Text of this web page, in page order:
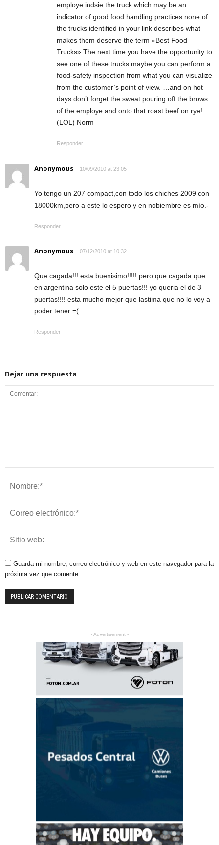
employe indsie the truck which may be an
indicator of good food handling practices none of
the trucks identified in your link describes what
makes them deserve the term «Best Food
Trucks».The next time you have the opportunity to
see one of these trucks maybe you can perform a
food-safety inspection from what you can visualize
from the customer’s point of view. …and on hot
days don’t forget the sweat pouring off the brows
of the employe and onto that roast beef on rye!
(LOL) Norm
Responder
Anonymous 10/09/2010 at 23:05
Yo tengo un 207 compact,con todo los chiches 2009 con
18000km,pero a este lo espero y en nobiembre es mío.-
Responder
Anonymous 07/12/2010 at 10:32
Que cagada!!! esta buenisimo!!!!! pero que cagada que
en argentina solo este el 5 puertas!!! yo queria el de 3
puertas!!!! esta mucho mejor que lastima que no lo voy a
poder tener =(
Responder
Dejar una respuesta
Guarda mi nombre, correo electrónico y web en este navegador para la
próxima vez que comente.
- Advertisement -